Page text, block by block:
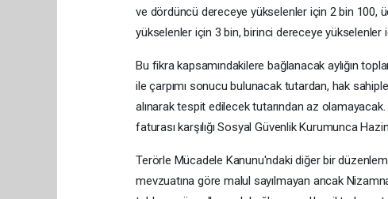
ve dördüncü dereceye yükselenler için 2 bin 100,
yükselenler için 3 bin, birinci dereceye yükselenler
Bu fikra kapsamındakilere bağlanacak aylığın
ile çarpımı sonucu bulunacak tutardan, hak
alınarak tespit edilecek tutarından az
faturası karşılığı Sosyal Güvenlik Kurumunca
Terörle Mücadele Kanunu'ndaki diğer bir
mevzuatına göre malul sayılmayan ancak